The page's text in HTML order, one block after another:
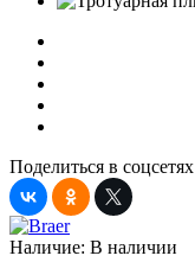
Поделиться в соцсетях
Наличие: В наличии